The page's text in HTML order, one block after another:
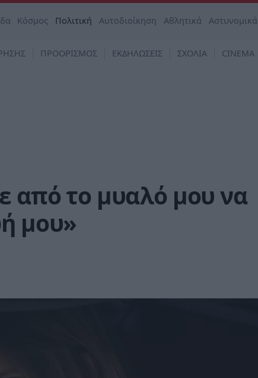
Κόσμος Πολιτική Αυτοδιοίκηση Αθλητικά Αστυνομικά
ΠΡΟΟΡΙΣΜΟΣ ΕΚΔΗΛΩΣΕΙΣ ΣΧΟΛΙΑ CINEMA
από το μυαλό μου να
μου»